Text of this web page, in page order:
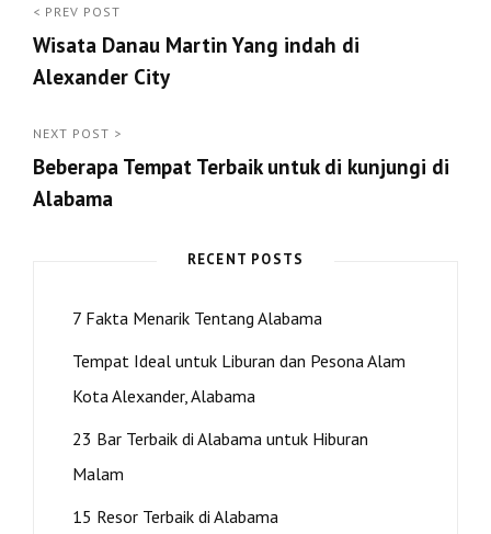
Post
navigation
< PREV POST
Wisata Danau Martin Yang indah di
Alexander City
Prev
Post
NEXT POST >
Beberapa Tempat Terbaik untuk di kunjungi di
Alabama
RECENT POSTS
7 Fakta Menarik Tentang Alabama
Tempat Ideal untuk Liburan dan Pesona Alam
Kota Alexander, Alabama
23 Bar Terbaik di Alabama untuk Hiburan
Malam
15 Resor Terbaik di Alabama